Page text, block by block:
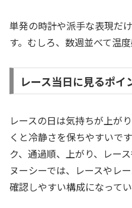
単発の時計や派手な表現だ
す。むしろ、数週並べて温
レース当日に見るポイ
レースの日は気持ちが上が
くと冷静さを保ちやすいで
ク、通過順、上がり、レー
ヌーシーでは、レースやレ
確認しやすい構成になってい